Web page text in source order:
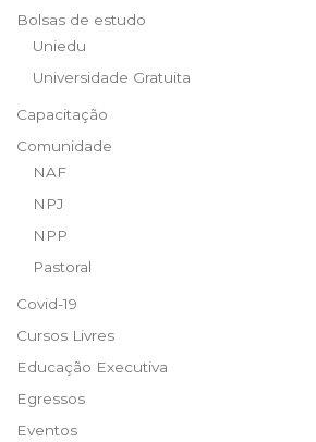
Bolsas de estudo
Uniedu
Universidade Gratuita
Capacitação
Comunidade
NAF
NPJ
NPP
Pastoral
Covid-19
Cursos Livres
Educação Executiva
Egressos
Eventos